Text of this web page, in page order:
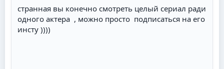
странная вы конечно смотреть целый сериал ради
одного актера , можно просто подписаться на его
инсту ))))